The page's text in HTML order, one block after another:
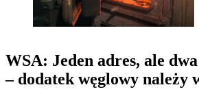
WSA: Jeden adres, ale
– dodatek węglowy należy